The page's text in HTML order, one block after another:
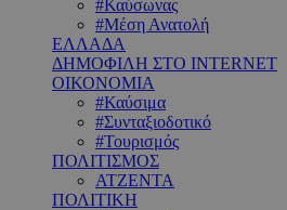
#Καύσωνας
#Μέση Ανατολή
ΕΛΛΑΔΑ
ΔΗΜΟΦΙΛΗ ΣΤΟ INTERNET
ΟΙΚΟΝΟΜΙΑ
#Καύσιμα
#Συνταξιοδοτικό
#Τουρισμός
ΠΟΛΙΤΙΣΜΟΣ
ΑΤΖΕΝΤΑ
ΠΟΛΙΤΙΚΗ